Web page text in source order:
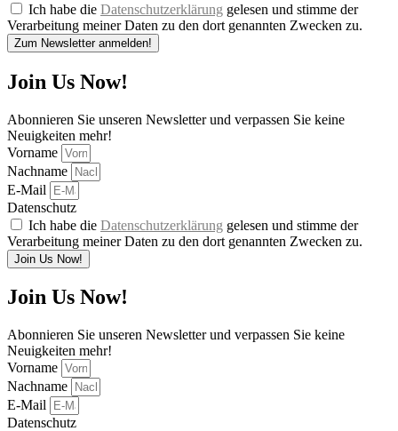
Ich habe die Datenschutzerklärung gelesen und stimme der
Verarbeitung meiner Daten zu den dort genannten Zwecken zu.
Zum Newsletter anmelden!
Join Us Now!
Abonnieren Sie unseren Newsletter und verpassen Sie keine
Neuigkeiten mehr!
Vorname
Nachname
E-Mail
Datenschutz
Ich habe die Datenschutzerklärung gelesen und stimme der
Verarbeitung meiner Daten zu den dort genannten Zwecken zu.
Join Us Now!
Join Us Now!
Abonnieren Sie unseren Newsletter und verpassen Sie keine
Neuigkeiten mehr!
Vorname
Nachname
E-Mail
Datenschutz